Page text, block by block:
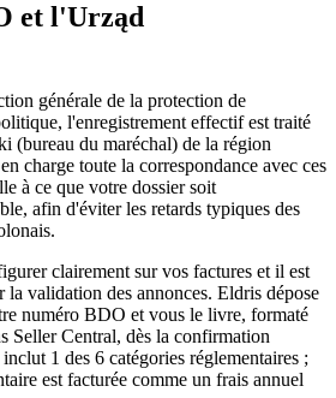
et l'Urząd
générale de la protection de
l'enregistrement effectif est traité
(bureau du maréchal) de la région
charge toute la correspondance avec ces
à ce que votre dossier soit
afin d'éviter les retards typiques des
clairement sur vos factures et il est
validation des annonces. Eldris dépose
numéro BDO et vous le livre, formaté
Seller Central, dès la confirmation
1 des 6 catégories réglementaires ;
est facturée comme un frais annuel